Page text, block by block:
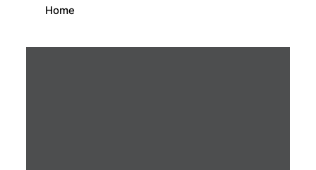
Home